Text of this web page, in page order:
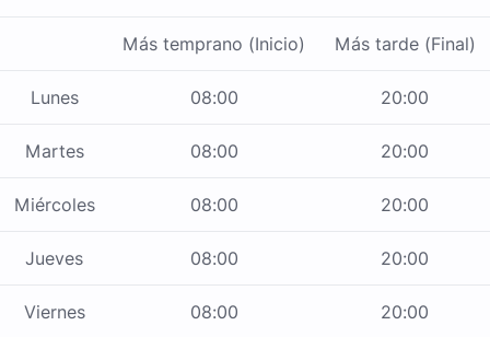
Más temprano (Inicio) Más tarde (Final)
Lunes 08:00 20:00
Martes 08:00 20:00
Miércoles 08:00 20:00
Jueves 08:00 20:00
Viernes 08:00 20:00